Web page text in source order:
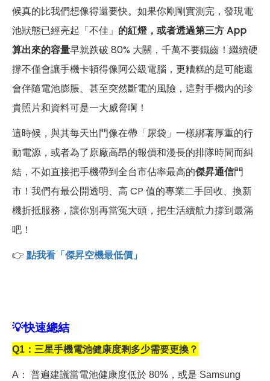
候真的比我們想像得還要快。如果你剛剛實測完，發現電
池狀態已經亮起「不佳」 的紅燈，或者透過第三方 App
算出來的容量早就跌破 80% 大關，千萬不要鐵齒！繼續硬
撐不僅會讓手機卡頓得像阿公級電腦，更糟糕的是可能還
會伴隨電池膨脹、甚至突然斷電的風險，這對手機內的珍
貴照片和資料可是一大威脅啊！
這時候，與其每天出門像在帶「尿袋」一樣綁著厚重的行
動電源，或者為了原廠高昂的報價和漫長的排隊時間而糾
結，不如直接把手機帶到全台市佔率最高的傑昇通信門
市！我們有最公開透明、高 CP 值的專業二手回收、換新
機折抵服務，讓你別再當冤大頭，把生活續航力撐到最滿
吧！
👉 點我看「傑昇空機最低價」
💡快速總結
Q1 ：三星手機電池健康度剩多少需要更換？
A ： 普遍建議當電池健康度低於 80%，或是 Samsung